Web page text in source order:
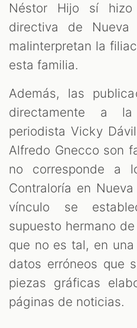
Néstor Hijo sí
directiva de Nueva
malinterpretan la
esta familia.
Además, las
directamente a
periodista Vicky
Alfredo Gnecco son
no corresponde a
Contraloría en
vínculo se
supuesto hermano
que no es tal, en
datos erróneos que
piezas gráficas
páginas de noticias.